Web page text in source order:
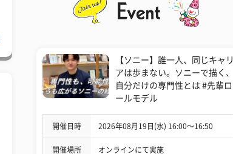
【ソニー】誰一人、同じキャリ
アは歩まない。ソニーで描く、
自分だけの専門性とは #先輩ロ
ールモデル
開催日時 2026年08月19日(水) 16:00〜16:50
開催場所 オンラインにて実施